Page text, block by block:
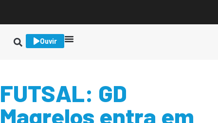
Ouvir
FUTSAL: GD
Magrelos entra em